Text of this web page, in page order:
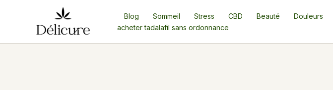
Blog Sommeil Stress CBD Beauté Douleurs
acheter tadalafil sans ordonnance